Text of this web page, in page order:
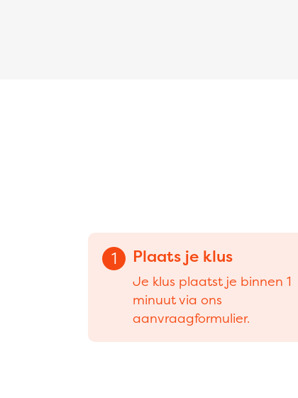
1 Plaats je klus
Je klus plaatst je binnen 1
minuut via ons
aanvraagformulier.